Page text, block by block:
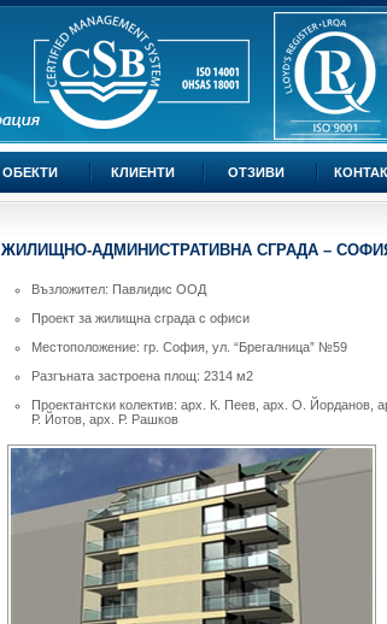
ОБЕКТИ КЛИЕНТИ ОТЗИВИ
ЖИЛИЩНО-АДМИНИСТРАТИВНА СГРАДА –
Възложител: Павлидис ООД
Проект за жилищна сграда с офиси
Местоположение: гр. София, ул. “Брегалница” №59
Разгъната застроена площ: 2314 м2
Проектантски колектив: арх. К. Пеев, арх. О. Йорданов,
Р. Йотов, арх. Р. Рашков